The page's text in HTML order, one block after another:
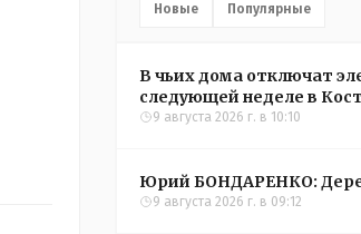
Новые Популярные
В чьих дома отключат
следующей неделе в
9 августа 2026 г. в 10:10
Юрий БОНДАРЕНКО:
9 августа 2026 г. в 09:12